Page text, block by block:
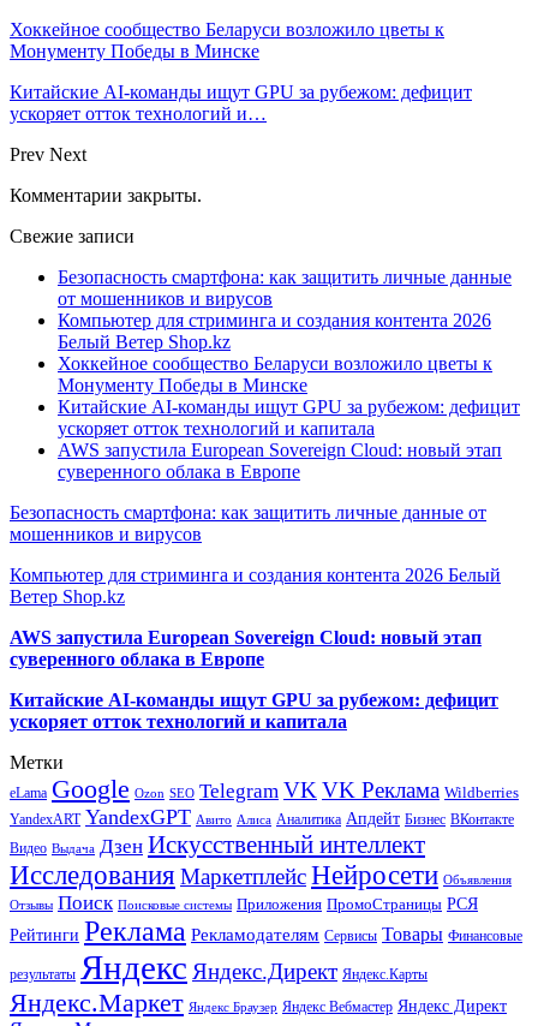
Хоккейное сообщество Беларуси возложило цветы к
Монументу Победы в Минске
Китайские AI-команды ищут GPU за рубежом: дефицит
ускоряет отток технологий и…
Prev Next
Комментарии закрыты.
Свежие записи
Безопасность смартфона: как защитить личные данные
от мошенников и вирусов
Компьютер для стриминга и создания контента 2026
Белый Ветер Shop.kz
Хоккейное сообщество Беларуси возложило цветы к
Монументу Победы в Минске
Китайские AI-команды ищут GPU за рубежом: дефицит
ускоряет отток технологий и капитала
AWS запустила European Sovereign Cloud: новый этап
суверенного облака в Европе
Безопасность смартфона: как защитить личные данные от
мошенников и вирусов
Компьютер для стриминга и создания контента 2026 Белый
Ветер Shop.kz
AWS запустила European Sovereign Cloud: новый этап
суверенного облака в Европе
Китайские AI-команды ищут GPU за рубежом: дефицит
ускоряет отток технологий и капитала
Метки
eLama Google Ozon SEO Telegram VK VK Реклама Wildberries
YandexART YandexGPT Авито Алиса Аналитика Апдейт Бизнес ВКонтакте
Видео Выдача Дзен Искусственный интеллект
Исследования МаркетплейсНейросети Объявления
Отзывы Поиск Поисковые системы Приложения ПромоСтраницы РСЯ
Рейтинги Реклама Рекламодателям Сервисы Товары Финансовые
результаты Яндекс Яндекс.Директ Яндекс.Карты
Яндекс.Маркет Яндекс Браузер Яндекс Вебмастер Яндекс Директ